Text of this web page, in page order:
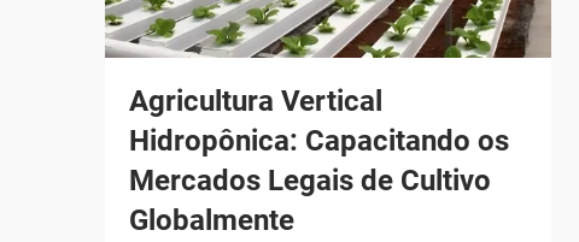
Agricultura Vertical
Hidropônica: Capacitando os
Mercados Legais de Cultivo
Globalmente